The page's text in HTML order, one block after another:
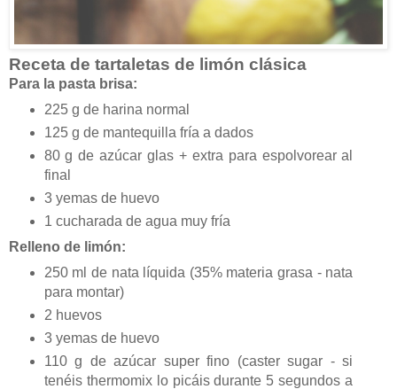
Receta de tartaletas de limón clásica
Para la pasta brisa:
225 g de harina normal
125 g de mantequilla fría a dados
80 g de azúcar glas + extra para espolvorear al
final
3 yemas de huevo
1 cucharada de agua muy fría
Relleno de limón:
250 ml de nata líquida (35% materia grasa - nata
para montar)
2 huevos
3 yemas de huevo
110 g de azúcar super fino (caster sugar - si
tenéis thermomix lo picáis durante 5 segundos a